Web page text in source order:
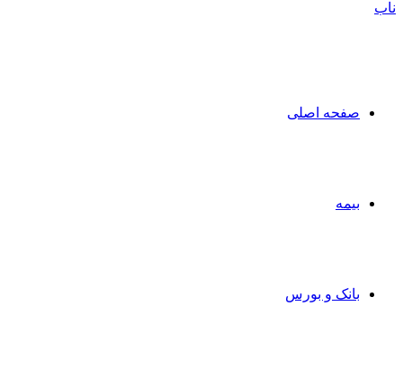
صفحه اصلی
بیمه
بانک و بورس